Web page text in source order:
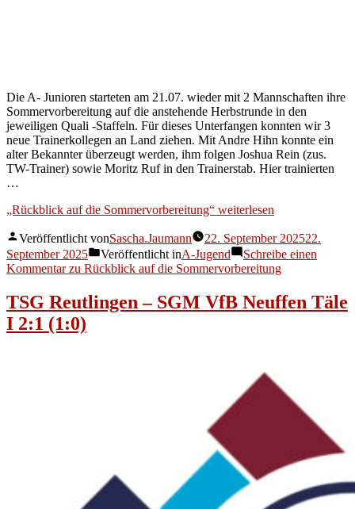
Die A- Junioren starteten am 21.07. wieder mit 2 Mannschaften ihre
Sommervorbereitung auf die anstehende Herbstrunde in den
jeweiligen Quali -Staffeln. Für dieses Unterfangen konnten wir 3
neue Trainerkollegen an Land ziehen. Mit Andre Hihn konnte ein
alter Bekannter überzeugt werden, ihm folgen Joshua Rein (zus.
TW-Trainer) sowie Moritz Ruf in den Trainerstab. Hier trainierten
…
„Rückblick auf die Sommervorbereitung“ weiterlesen
Veröffentlicht vonSascha.Jaumann 22. September 202522.
September 2025
Veröffentlicht inA-Jugend
Schreibe einen
Kommentarzu Rückblick auf die Sommervorbereitung
TSG Reutlingen – SGM VfB Neuffen Täle
I 2:1 (1:0)